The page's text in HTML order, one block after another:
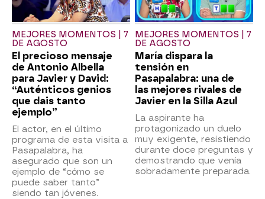
MEJORES MOMENTOS | 7
DE AGOSTO
El precioso mensaje
de Antonio Albella
para Javier y David:
“Auténticos genios
que dais tanto
ejemplo”
El actor, en el último
programa de esta visita a
Pasapalabra, ha
asegurado que son un
ejemplo de “cómo se
puede saber tanto”
siendo tan jóvenes.
MEJORES MOMENTOS | 7
DE AGOSTO
María dispara la
tensión en
Pasapalabra: una de
las mejores rivales de
Javier en la Silla Azul
La aspirante ha
protagonizado un duelo
muy exigente, resistiendo
durante doce preguntas y
demostrando que venía
sobradamente preparada.